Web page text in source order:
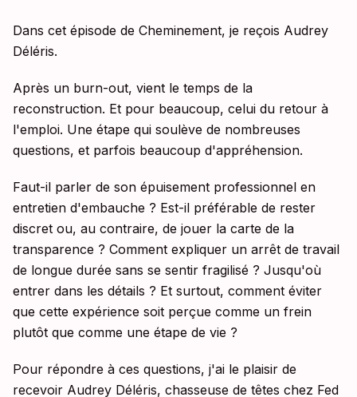
Dans cet épisode de Cheminement, je reçois Audrey
Déléris.
Après un burn-out, vient le temps de la
reconstruction. Et pour beaucoup, celui du retour à
l'emploi. Une étape qui soulève de nombreuses
questions, et parfois beaucoup d'appréhension.
Faut-il parler de son épuisement professionnel en
entretien d'embauche ? Est-il préférable de rester
discret ou, au contraire, de jouer la carte de la
transparence ? Comment expliquer un arrêt de travail
de longue durée sans se sentir fragilisé ? Jusqu'où
entrer dans les détails ? Et surtout, comment éviter
que cette expérience soit perçue comme un frein
plutôt que comme une étape de vie ?
Pour répondre à ces questions, j'ai le plaisir de
recevoir Audrey Déléris, chasseuse de têtes chez Fed